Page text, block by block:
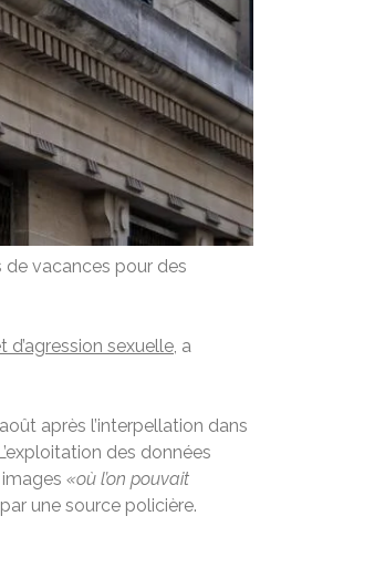
de vacances pour des
d’agression sexuelle, a
après l’interpellation dans
des données
«où l’on pouvait
une source policière.